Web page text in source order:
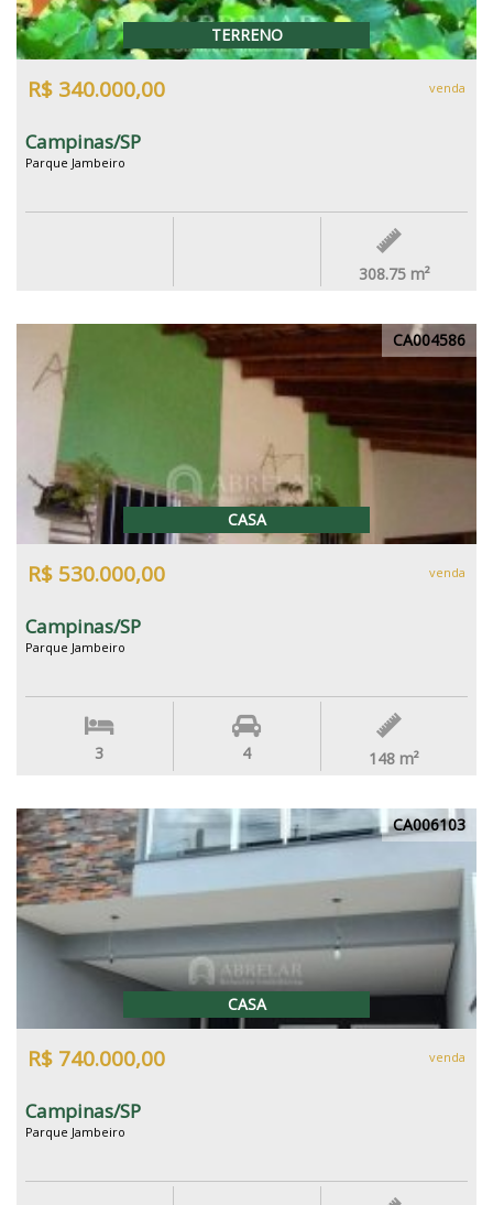
TERRENO
R$ 340.000,00 venda
Campinas/SP
Parque Jambeiro
308.75 m²
CA004586
CASA
R$ 530.000,00 venda
Campinas/SP
Parque Jambeiro
3 4 148 m²
CA006103
CASA
R$ 740.000,00 venda
Campinas/SP
Parque Jambeiro